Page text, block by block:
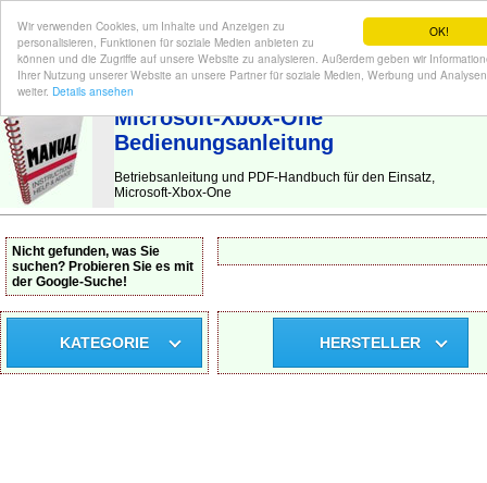
OK!
Wir verwenden Cookies, um Inhalte und Anzeigen zu
personalisieren, Funktionen für soziale Medien anbieten zu
können und die Zugriffe auf unsere Website zu analysieren. Außerdem geben wir
Ihrer Nutzung unserer Website an unsere Partner für soziale Medien, Werbung und Analysen
weiter. Details ansehen
BEDIENUNGSANLEITUNG | Hier finden Sie die deutsche Anleitung!
Microsoft-Xbox-One
Bedienungsanleitung
Betriebsanleitung und PDF-Handbuch für den Einsatz,
Microsoft-Xbox-One
Nicht gefunden, was Sie
suchen? Probieren Sie es mit
der Google-Suche!
KATEGORIE HERSTELLER